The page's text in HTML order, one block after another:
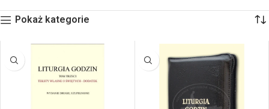
Pokaż kategorie
BRAK